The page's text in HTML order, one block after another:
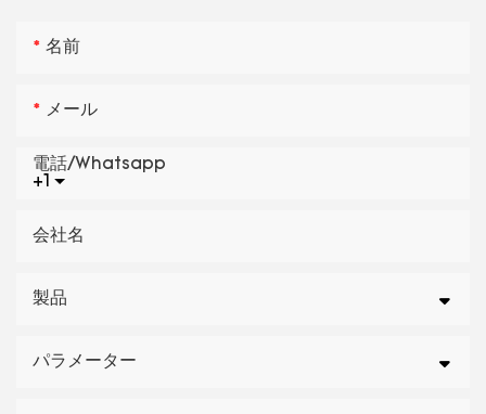
名前
メール
+1
電話/whatsapp
会社名
製品
パラメーター